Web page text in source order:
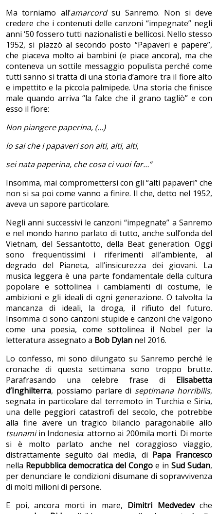
Ma torniamo all’amarcordsu Sanremo. Non si deve
credere che i contenuti delle canzoni “impegnate” negli
anni ‘50 fossero tutti nazionalisti e bellicosi. Nello stesso
1952, si piazzò al secondo posto “Papaveri e papere”,
che piaceva molto ai bambini (e piace ancora), ma che
conteneva un sottile messaggio populista perché come
tutti sanno si tratta di una storia d’amore tra il fiore alto
e impettito e la piccola palmipede. Una storia che finisce
male quando arriva “la falce che il grano tagliò” e con
esso il fiore:
Non piangere paperina, (...)
lo sai che i papaveri son alti, alti, alti,
sei nata paperina, che cosa ci vuoi far…”
Insomma, mai compromettersi con gli “alti papaveri” che
non si sa poi come vanno a finire. Il che, detto nel 1952,
aveva un sapore particolare.
Negli anni successivi le canzoni “impegnate” a Sanremo
e nel mondo hanno parlato di tutto, anche sull’onda del
Vietnam, del Sessantotto, della Beat generation. Oggi
sono frequentissimi i riferimenti all’ambiente, al
degrado del Pianeta, all’insicurezza dei giovani. La
musica leggera è una parte fondamentale della cultura
popolare e sottolinea i cambiamenti di costume, le
ambizioni e gli ideali di ogni generazione. O talvolta la
mancanza di ideali, la droga, il rifiuto del futuro.
Insomma ci sono canzoni stupide e canzoni che valgono
come una poesia, come sottolinea il Nobel per la
letteratura assegnato a Bob Dylan nel 2016.
Lo confesso, mi sono dilungato su Sanremo perché le
cronache di questa settimana sono troppo brutte.
Parafrasando una celebre frase di Elisabetta
d’Inghilterra, possiamo parlare di septimana horribilis,
segnata in particolare dal terremoto in Turchia e Siria,
una delle peggiori catastrofi del secolo, che potrebbe
alla fine avere un tragico bilancio paragonabile allo
tsunamiin Indonesia: attorno ai 200mila morti. Di morte
si è molto parlato anche nel coraggioso viaggio,
distrattamente seguito dai media, di Papa Francesco
nella Repubblica democratica del Congo e in Sud Sudan,
per denunciare le condizioni disumane di sopravvivenza
di molti milioni di persone.
E poi, ancora morti in mare, Dimitri Medvedev che